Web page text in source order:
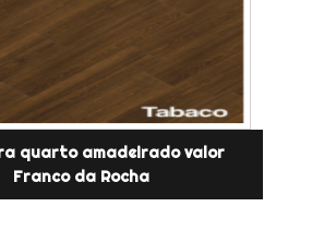
quarto amadeirado valor
Franco da Rocha